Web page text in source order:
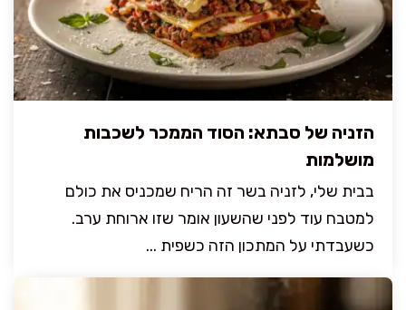
הזניה של סבתא: הסוד הממכר לשכבות
מושלמות
בבית שלי, לזניה בשר זה הריח שמכניס את כולם
למטבח עוד לפני שהשעון אומר שזו ארוחת ערב.
כשעבדתי על המתכון הזה כשפית ...